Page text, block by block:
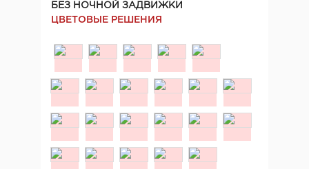
БЕЗ НОЧНОЙ ЗАДВИЖКИ
ЦВЕТОВЫЕ РЕШЕНИЯ